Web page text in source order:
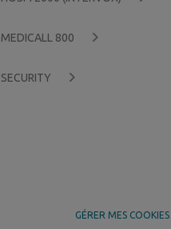
MEDICALL 800
SECURITY
GÉRER MES COOKIES